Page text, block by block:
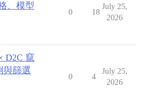
、模型
0 18
July 25,
2026
D2C 竄
與篩選
0 4
July 25,
2026